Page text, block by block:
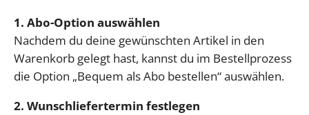
1. Abo-Option auswählen
Nachdem du deine gewünschten Artikel in den
Warenkorb gelegt hast, kannst du im Bestellprozess
die Option „Bequem als Abo bestellen“ auswählen.
2. Wunschliefertermin festlegen